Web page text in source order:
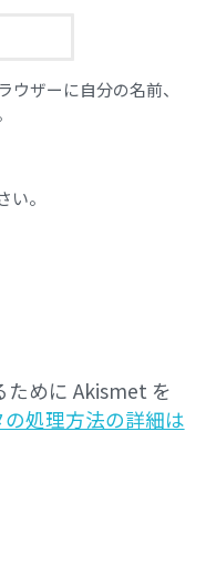
ザーに自分の名前、
。
ために Akismet を
処理方法の詳細は